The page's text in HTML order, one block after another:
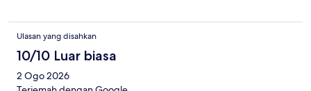
Ulasan yang disahkan
10/10 Luar biasa
2 Ogo 2026